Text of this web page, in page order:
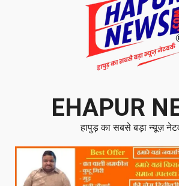
EHAPUR
हापुड़ का सबसे बड़ा न्यूज़